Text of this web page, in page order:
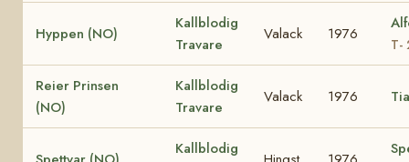
Hyppen (NO)
Kallblodig
Travare
Valack 1976
T-
Reier Prinsen
(NO)
Kallblodig
Travare
Valack 1976
Kallblodig